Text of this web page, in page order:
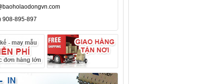
908-895-897